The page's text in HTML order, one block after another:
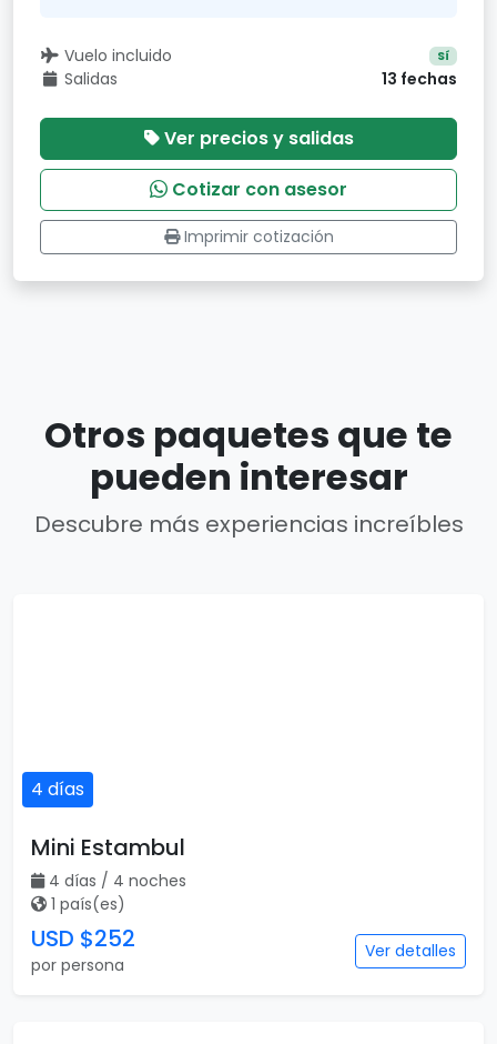
Vuelo incluido Sí
Salidas 13 fechas
Ver precios y salidas
Cotizar con asesor
Imprimir cotización
Otros paquetes que te
pueden interesar
Descubre más experiencias increíbles
4 días
Mini Estambul
4 días / 4 noches
1 país(es)
USD $252
por persona
Ver detalles